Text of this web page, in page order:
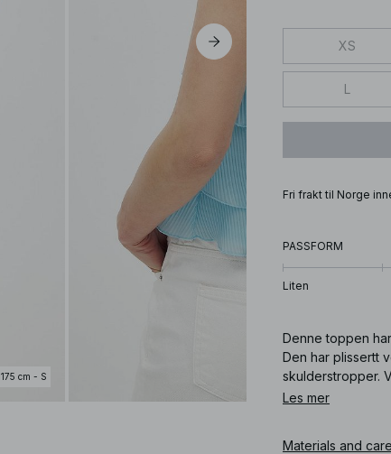
175 cm - S
XS
L
Fri frakt til Norge
PASSFORM
Liten
Denne toppen
Den har plissertt
skulderstropper.
lyseblått.
Les mer
Materials and care